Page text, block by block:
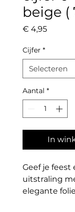
beige (
€ 4,95Prijs
Cijfer *
Aantal *
In
Geef je feest
uitstraling
elegante